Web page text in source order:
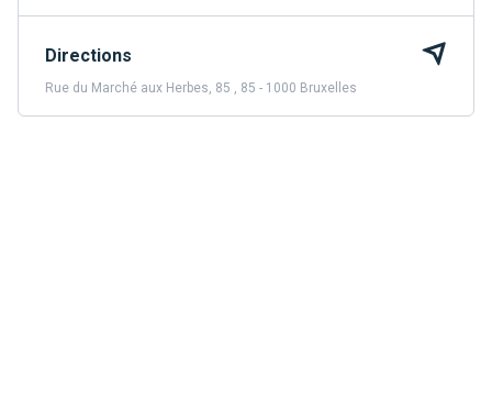
Directions
Rue du Marché aux Herbes, 85 , 85 - 1000 Bruxelles